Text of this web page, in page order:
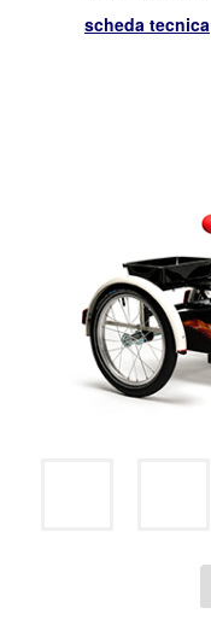
scheda tecnica